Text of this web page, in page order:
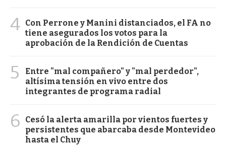
4 Con Perrone y Manini distanciados, el FA no
tiene asegurados los votos para la
aprobación de la Rendición de Cuentas
5
Entre "mal compañero" y "mal perdedor",
altísima tensión en vivo entre dos
integrantes de programa radial
6
Cesó la alerta amarilla por vientos fuertes y
persistentes que abarcaba desde Montevideo
hasta el Chuy